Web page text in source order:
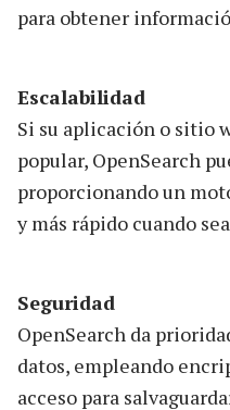
para obtener
Escalabilidad
Si su aplicación o sitio
popular, OpenSearch
proporcionando un
y más rápido cuando
Seguridad
OpenSearch da
datos, empleando
acceso para